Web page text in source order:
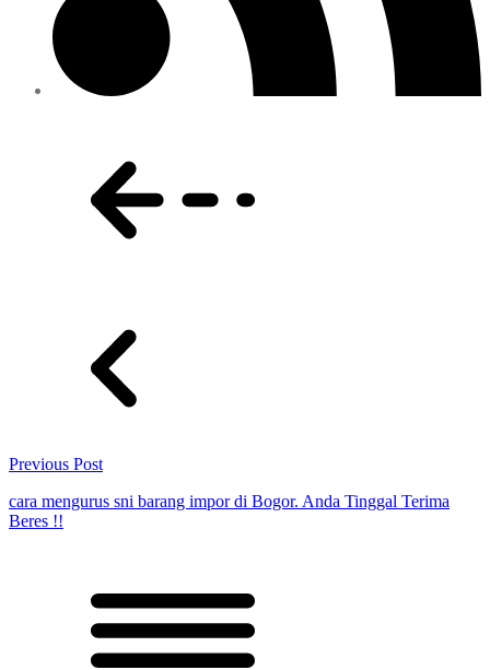
Previous Post
cara mengurus sni barang impor di Bogor. Anda Tinggal Terima
Beres !!